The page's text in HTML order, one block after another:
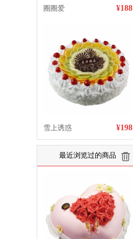
圈圈爱 ¥188
雪上诱惑 ¥198
最近浏览过的商品